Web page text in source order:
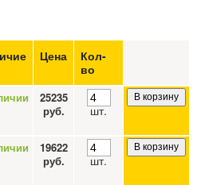
Цена
Кол-
во
25235
руб.
шт.
В корзину
19622
руб.
шт.
В корзину